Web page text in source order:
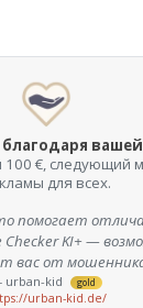
100 €, следующий
для всех.
помогает
KI+ —
вас от
kid gold
urban-kid.de/